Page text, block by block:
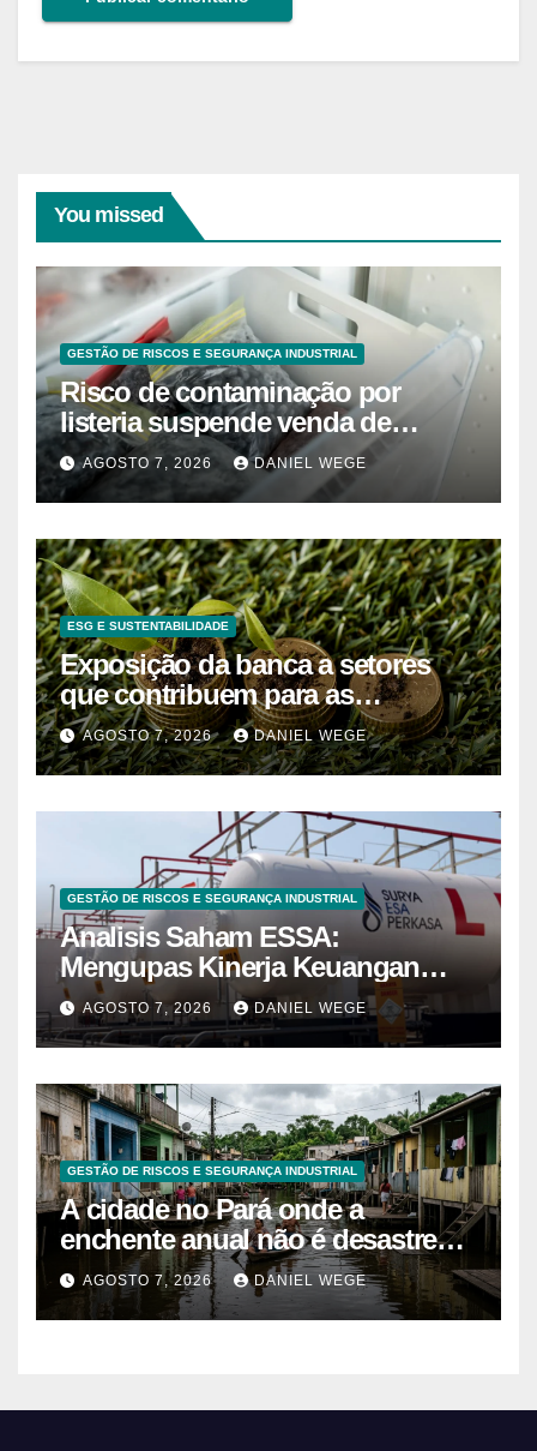
You missed
GESTÃO DE RISCOS E SEGURANÇA INDUSTRIAL
Risco de contaminação por
listeria suspende venda de
mirtilos em fábricas da América
do Norte – Mix Vale
AGOSTO 7, 2026 DANIEL WEGE
ESG E SUSTENTABILIDADE
Exposição da banca a setores
que contribuem para as
alterações climáticas mantém-se
nos 62%
AGOSTO 7, 2026 DANIEL WEGE
GESTÃO DE RISCOS E SEGURANÇA INDUSTRIAL
Analisis Saham ESSA:
Mengupas Kinerja Keuangan
ESSA Semester I 2026
AGOSTO 7, 2026 DANIEL WEGE
GESTÃO DE RISCOS E SEGURANÇA INDUSTRIAL
A cidade no Pará onde a
enchente anual não é desastre
mas calendário, as casas são
projetadas com o primeiro andar
descartável, o comércio sobe as
constrói nessa lógica há 40 anos
AGOSTO 7, 2026 DANIEL WEGE